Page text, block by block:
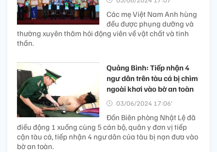
Các mẹ Việt Nam Anh hùng
đều được phụng dưỡng và
thường xuyên thăm hỏi động viên về vật chất và tinh
thần.
Quảng Bình: Tiếp nhận 4
ngư dân trên tàu cá bị chìm
ngoài khơi vào bờ an toàn
03/06/2024 17:06’
Đồn Biên phòng Nhật Lệ đã
điều động 1 xuồng cùng 5 cán bộ, quân y đơn vị tiếp
cận tàu cá, tiếp nhận 4 ngư dân của tàu bị nạn đưa vào
bờ an toàn.